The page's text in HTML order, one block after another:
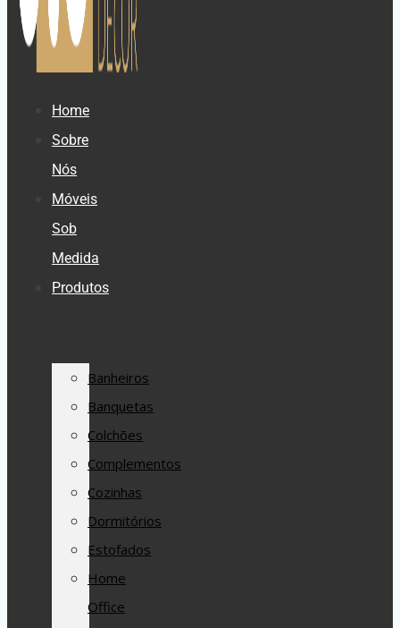
Home
Sobre
Nós
Móveis
Sob
Medida
Produtos
Banheiros
Banquetas
Colchões
Complementos
Cozinhas
Dormitórios
Estofados
Home
Office